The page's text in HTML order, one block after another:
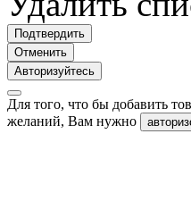
Подтвердить
Отменить
Авторизуйтесь
Для того, что бы добавить
желаний, Вам нужно